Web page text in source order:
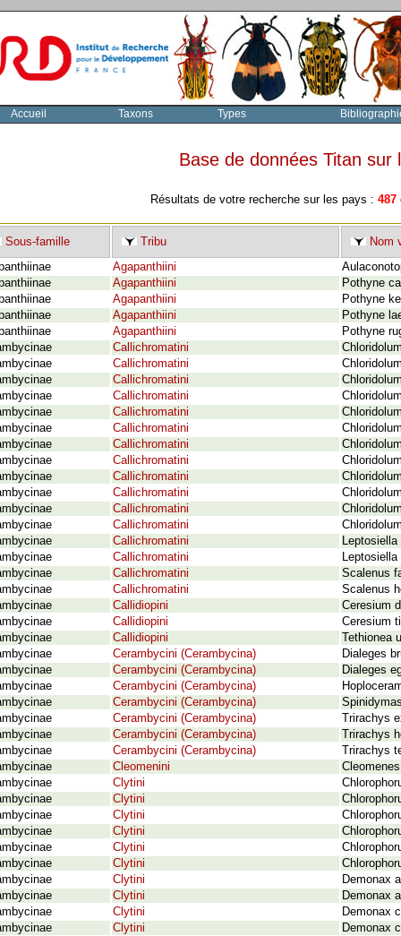
Accueil Taxons Types
Base de données Titan
Résultats de votre recherche sur les pays : 487
Sous-famille Tribu
Nom
Agapanthiini
Agapanthiini
Pothyne
Agapanthiini
Pothyne
Agapanthiini
Pothyne
Agapanthiini
Pothyne
Callichromatini
Callichromatini
Callichromatini
Callichromatini
Callichromatini
Callichromatini
Callichromatini
Callichromatini
Callichromatini
Callichromatini
Callichromatini
Callichromatini
Callichromatini
Callichromatini
Callichromatini
Scalenus
Callichromatini
Scalenus
Callidiopini
Ceresium
Callidiopini
Ceresium
Callidiopini
Tethionea
Cerambycini (Cerambycina)
Dialeges
Cerambycini (Cerambycina)
Dialeges
Cerambycini (Cerambycina)
Cerambycini (Cerambycina)
Cerambycini (Cerambycina)
Trirachys
Cerambycini (Cerambycina)
Trirachys
Cerambycini (Cerambycina)
Trirachys
Cleomenini
Clytini
Clytini
Clytini
Clytini
Clytini
Clytini
Clytini
Demonax
Clytini
Demonax
Clytini
Demonax
Clytini
Demonax